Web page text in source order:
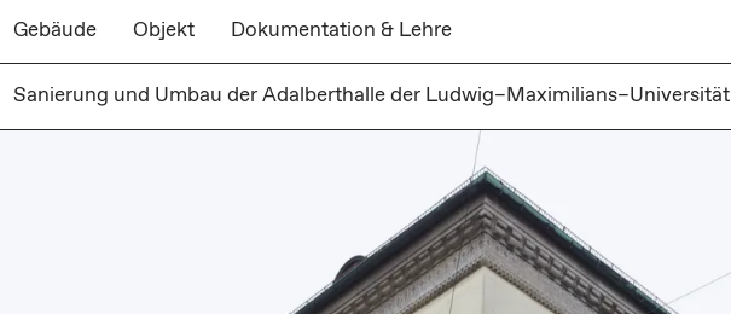
Gebäude Objekt Dokumentation & Lehre
Sanierung und Umbau der Adalberthalle der Ludwig–Maximilians–Universität